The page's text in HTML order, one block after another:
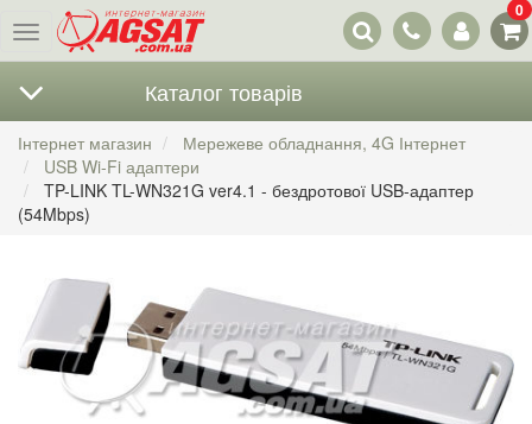
Меню
Наші
контакти
0
Каталог товарів
Інтернет магазин
Мережеве обладнання, 4G Інтернет
USB Wi-Fi адаптери
TP-LINK TL-WN321G ver4.1 - бездротової USB-адаптер
(54Mbps)